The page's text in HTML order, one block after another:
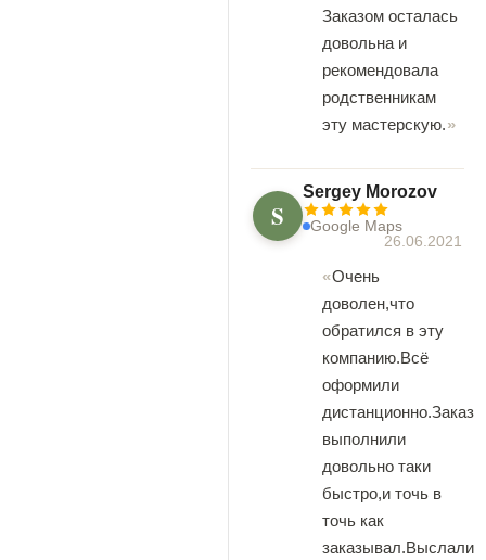
Заказом осталась
довольна и
рекомендовала
родственникам
эту мастерскую.
S
Sergey Morozov
Google Maps
26.06.2021
Очень
доволен,что
обратился в эту
компанию.Всё
оформили
дистанционно.Заказ
выполнили
довольно таки
быстро,и точь в
точь как
заказывал.Выслали